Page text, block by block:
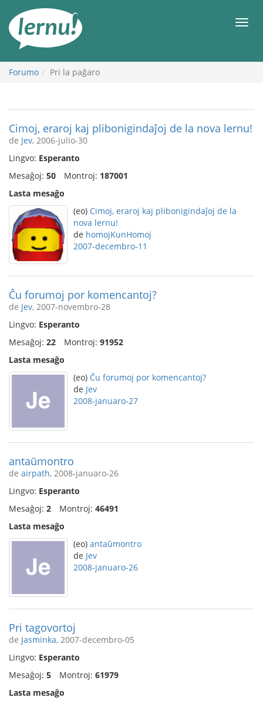
enhavo
Forumo Pri la paĝaro
Cimoj, eraroj kaj plibonigindaĵoj de la nova lernu!
de Jev, 2006-julio-30
Lingvo: Esperanto
Mesaĝoj: 50 Montroj: 187001
Lasta mesaĝo
(eo) Cimoj, eraroj kaj plibonigindaĵoj de la
nova lernu!
de homojKunHomoj
2007-decembro-11
Ĉu forumoj por komencantoj?
de Jev, 2007-novembro-28
Lingvo: Esperanto
Mesaĝoj: 22 Montroj: 91952
Lasta mesaĝo
(eo) Ĉu forumoj por komencantoj?
de Jev
2008-januaro-27
antaŭmontro
de airpath, 2008-januaro-26
Lingvo: Esperanto
Mesaĝoj: 2 Montroj: 46491
Lasta mesaĝo
(eo) antaŭmontro
de Jev
2008-januaro-26
Pri tagovortoj
de Jasminka, 2007-decembro-05
Lingvo: Esperanto
Mesaĝoj: 5 Montroj: 61979
Lasta mesaĝo